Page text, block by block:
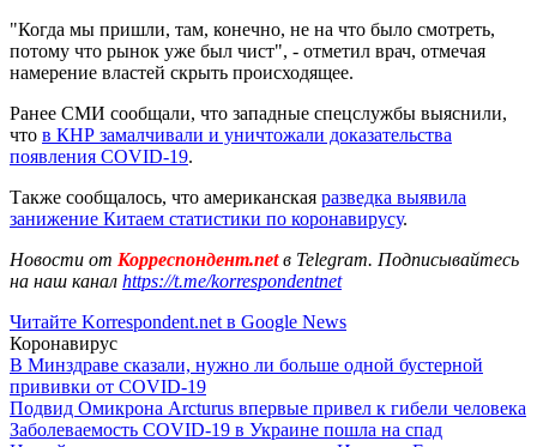
"Когда мы пришли, там, конечно, не на что было смотреть,
потому что рынок уже был чист", - отметил врач, отмечая
намерение властей скрыть происходящее.
Ранее СМИ сообщали, что западные спецслужбы выяснили,
что в КНР замалчивали и уничтожали доказательства
появления COVID-19.
Также сообщалось, что американская разведка выявила
занижение Китаем статистики по коронавирусу.
Новости от Корреспондент.netв Telegram. Подписывайтесь
на наш канал https://t.me/korrespondentnet
Читайте Korrespondent.net в Google News
Коронавирус
В Минздраве сказали, нужно ли больше одной бустерной
прививки от COVID-19
Подвид Омикрона Arcturus впервые привел к гибели человека
Заболеваемость COVID-19 в Украине пошла на спад